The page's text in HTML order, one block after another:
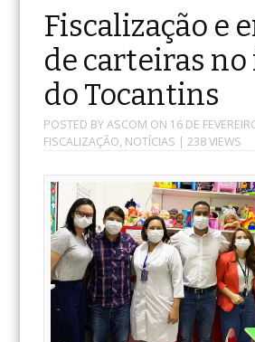
Fiscalização e
de carteiras
do Tocantins
POSTED BYASCOM ON 16 DE
FISCALIZAÇÃO, NOTÍCIAS | 238 VIEWS